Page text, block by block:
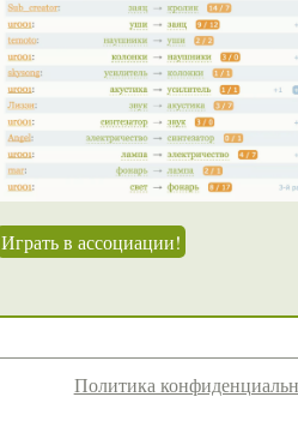
Играть в ассоциации!
Политика